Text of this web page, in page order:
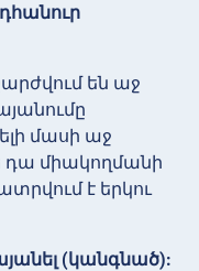
են աջ
մասի աջ
դա միակողմանի
է երկու
(կանգնած):